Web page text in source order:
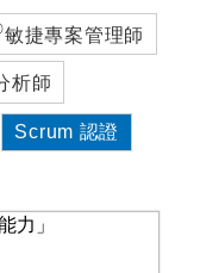
敏捷專案管理師
析師
Scrum 認證